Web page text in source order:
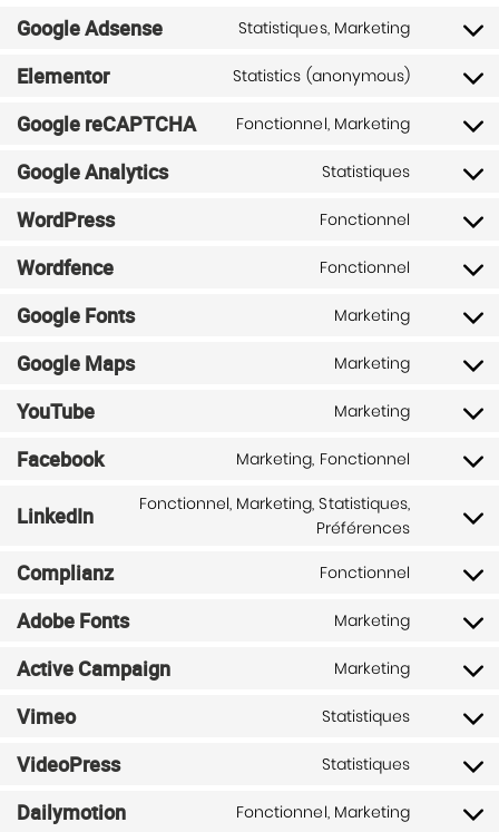
Google Adsense Statistiques, Marketing
Consent
service
adsense
Elementor Statistics (anonymous)
Consent
service
Google reCAPTCHA Fonctionnel, Marketing
Consent
service
Google Analytics Statistiques
Consent
service
analytics
WordPress Fonctionnel
Consent
service
Wordfence Fonctionnel
Consent
service
Google Fonts Marketing
Consent
service
Google Maps Marketing
Consent
service
YouTube Marketing
Consent
service
Facebook Marketing, Fonctionnel
Consent
service
LinkedIn
Fonctionnel, Marketing, Statistiques,
Préférences
Consent
service
Complianz Fonctionnel
Consent
service
Adobe Fonts Marketing
Consent
service
Active Campaign Marketing
Consent
service
Vimeo Statistiques
Consent
service
VideoPress Statistiques
Consent
service
Dailymotion Fonctionnel, Marketing Consent